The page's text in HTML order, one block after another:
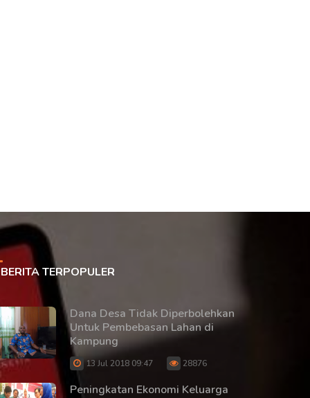
BERITA TERPOPULER
Dana Desa Tidak Diperbolehkan
Untuk Pembebasan Lahan di
Kampung
13 Jul 2018 09:47 28876
Peningkatan Ekonomi Keluarga